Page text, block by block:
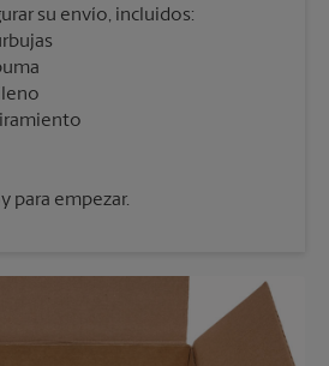
su envío, incluidos:
para empezar.